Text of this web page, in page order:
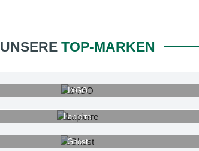
UNSERE TOP-MARKEN
IXGO
Lapierre
Ghost